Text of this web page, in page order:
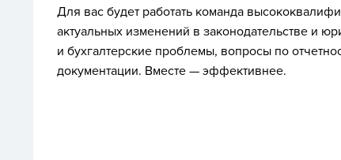
Для вас будет работать команда
актуальных изменений в законодательстве и
и бухгалтерские проблемы, вопросы по
документации. Вместе — эффективнее.